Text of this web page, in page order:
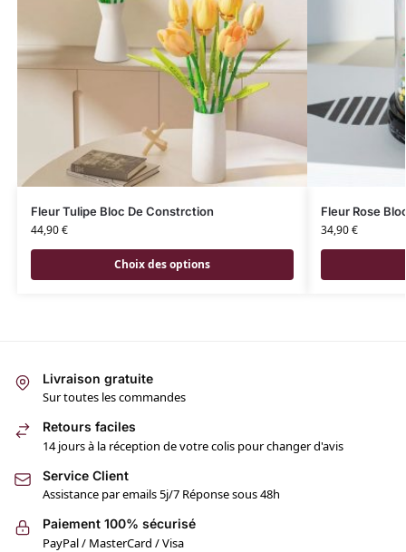
Fleur Tulipe Bloc De Constrction
44,90€
Choix des options
Fleur Rose
34,90€
Livraison gratuite
Sur toutes les commandes
Retours faciles
14 jours à la réception de votre colis pour changer d'avis
Service Client
Assistance par emails 5j/7 Réponse sous 48h
Paiement 100% sécurisé
PayPal / MasterCard / Visa